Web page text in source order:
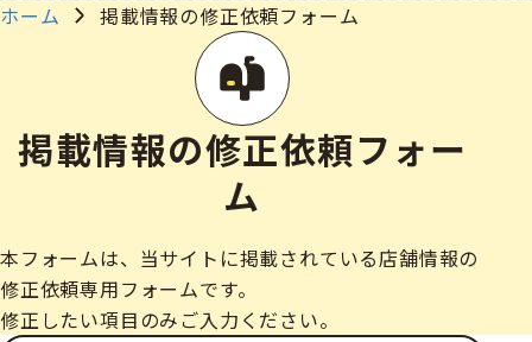
ホーム 掲載情報の修正依頼フォーム
掲載情報の修正依頼フォー
ム
本フォームは、当サイトに掲載されている店舗情報の
修正依頼専用フォームです。
修正したい項目のみご入力ください。